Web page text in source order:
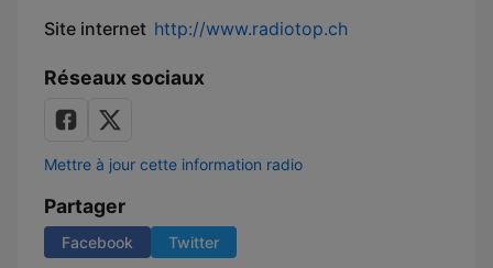
Site internet http://www.radiotop.ch
Réseaux sociaux
Mettre à jour cette information radio
Partager
Facebook Twitter